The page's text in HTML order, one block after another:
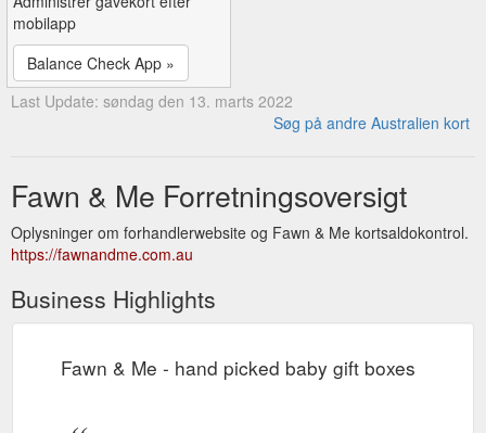
mobilapp
Balance Check App »
Last Update: søndag den 13. marts 2022
Søg på andre Australien kort
Fawn & Me Forretningsoversigt
Oplysninger om forhandlerwebsite og Fawn & Me kortsaldokontrol.
https://fawnandme.com.au
Business Highlights
Fawn & Me - hand picked baby gift boxes